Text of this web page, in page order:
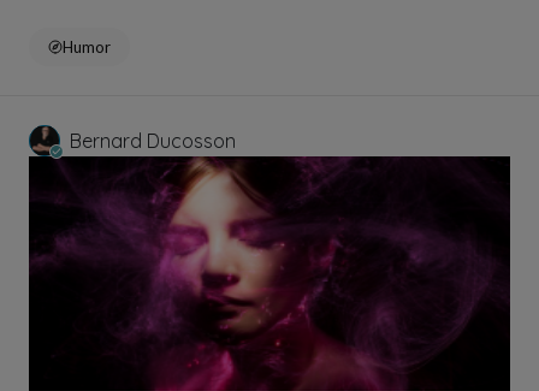
Humor
Bernard Ducosson